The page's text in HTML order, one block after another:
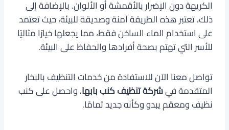
الكريهة دون الإضرار بالأقمشة أو الألوان. بالإضافة إلى
ذلك، تعتبر هذه الطريقة آمنة وصديقة للبيئة، حيث تعتمد
على استخدام الماء الساخن فقط، مما يجعلها خيارًا مثاليًا
للأسر التي تهتم بصحة أفرادها والحفاظ على البيئة.
تواصل معنا الآن للاستفادة من خدمات التنظيف بالبخار
المتقدمة فيشركة تنظيف كنب بابها، واحصل على كنب
نظيف ومعقم يبدو وكأنه جديد تمامًا.